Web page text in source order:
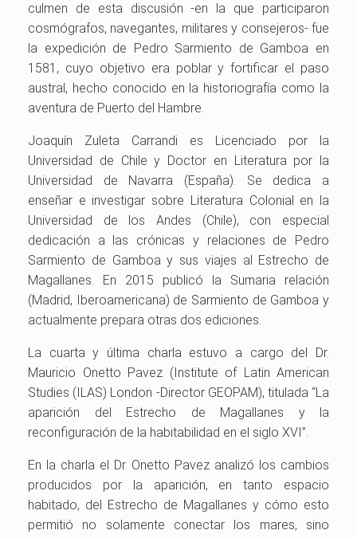
culmen de esta discusión -en la que participaron
cosmógrafos, navegantes, militares y consejeros- fue
la expedición de Pedro Sarmiento de Gamboa en
1581, cuyo objetivo era poblar y fortificar el paso
austral, hecho conocido en la historiografía como la
aventura de Puerto del Hambre.
Joaquín Zuleta Carrandi es Licenciado por la
Universidad de Chile y Doctor en Literatura por la
Universidad de Navarra (España). Se dedica a
enseñar e investigar sobre Literatura Colonial en la
Universidad de los Andes (Chile), con especial
dedicación a las crónicas y relaciones de Pedro
Sarmiento de Gamboa y sus viajes al Estrecho de
Magallanes. En 2015 publicó la Sumaria relación
(Madrid, Iberoamericana) de Sarmiento de Gamboa y
actualmente prepara otras dos ediciones.
La cuarta y última charla estuvo a cargo del Dr.
Mauricio Onetto Pavez (Institute of Latin American
Studies (ILAS) London -Director GEOPAM), titulada “La
aparición del Estrecho de Magallanes y la
reconfiguración de la habitabilidad en el siglo XVI”.
En la charla el Dr. Onetto Pavez analizó los cambios
producidos por la aparición, en tanto espacio
habitado, del Estrecho de Magallanes y cómo esto
permitió no solamente conectar los mares, sino